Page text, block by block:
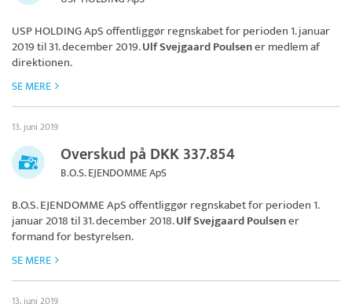
USP HOLDING ApSoffentliggør regnskabet for perioden 1. januar
2019 til 31. december 2019.Ulf Svejgaard Poulsener medlem af
direktionen.
SE MERE
13. juni 2019
Overskud på DKK 337.854
B.O.S. EJENDOMME ApS
B.O.S. EJENDOMME ApSoffentliggør regnskabet for perioden 1.
januar 2018 til 31. december 2018.Ulf Svejgaard Poulsener
formand for bestyrelsen.
SE MERE
13. juni 2019